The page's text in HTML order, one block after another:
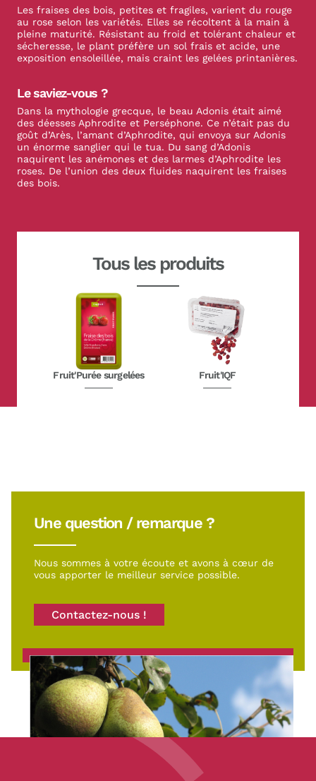
Les fraises des bois, petites et fragiles, varient du rouge
au rose selon les variétés. Elles se récoltent à la main à
pleine maturité. Résistant au froid et tolérant chaleur et
sécheresse, le plant préfère un sol frais et acide, une
exposition ensoleillée, mais craint les gelées printanières.
Le saviez-vous ?
Dans la mythologie grecque, le beau Adonis était aimé
des déesses Aphrodite et Perséphone. Ce n’était pas du
goût d’Arès, l’amant d’Aphrodite, qui envoya sur Adonis
un énorme sanglier qui le tua. Du sang d’Adonis
naquirent les anémones et des larmes d’Aphrodite les
roses. De l’union des deux fluides naquirent les fraises
des bois.
Tous les produits
Fruit'Purée surgelées Fruit'IQF
Une question / remarque ?
Nous sommes à votre écoute et avons à cœur de
vous apporter le meilleur service possible.
Contactez-nous !